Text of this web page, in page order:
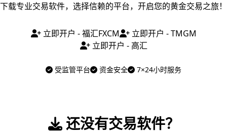
下载专业交易软件，选择信赖的平台，开启您的黄金交易之旅！
立即开户 - 福汇FXCM
立即开户 - TMGM
立即开户 - 高汇
受监管平台 资金安全 7×24小时服务
还没有交易软件？